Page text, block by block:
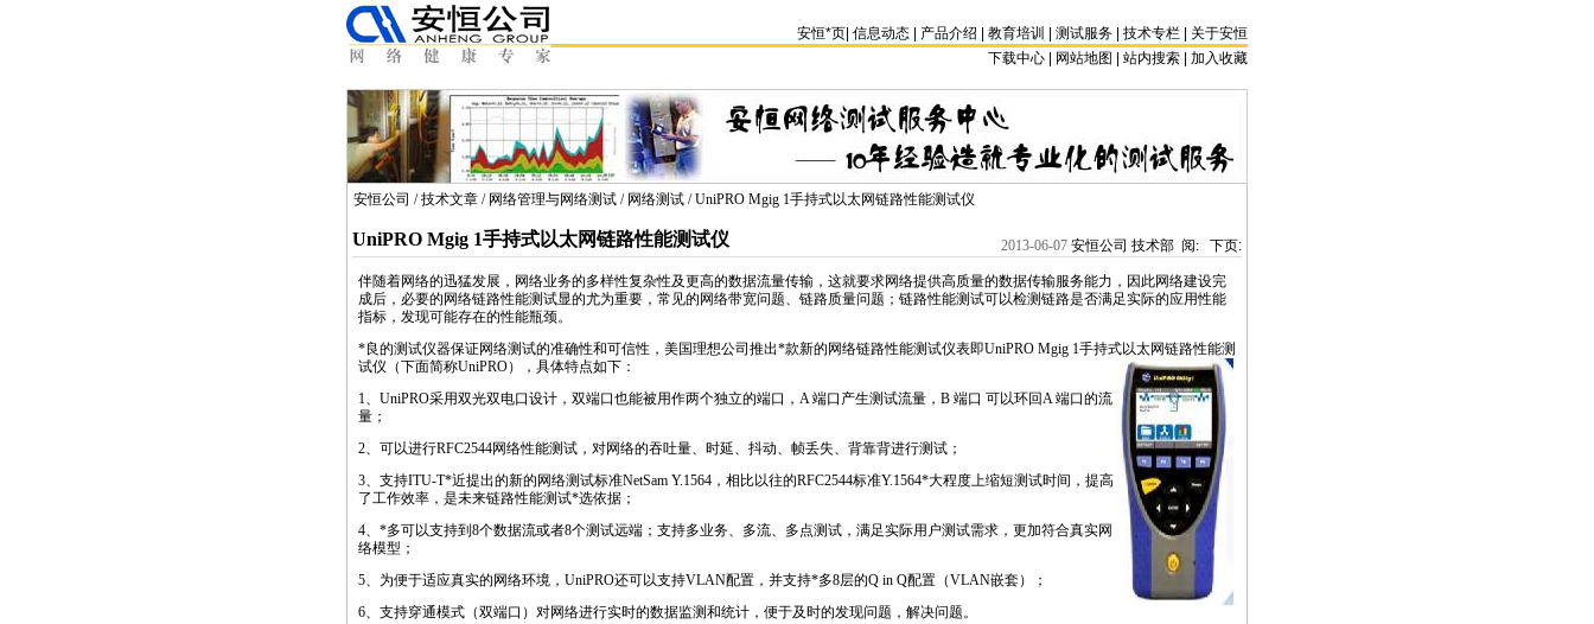
安恒*页 信息动态 产品介绍 教育培训 测试服务 技术专栏
关于安恒
下载中心 | 网站地图 | 站内搜索 加入收藏
安恒公司 /技术文章 / 网络管理与网络测试 / 网络测试 / UniPRO Mgig 1手持式以太网链路性能测试仪
2013-06-07 安恒公司 技术部 阅: 下页:
UniPRO Mgig 1手持式以太网链路性能测试仪
伴随着网络的迅猛发展，网络业务的多样性复杂性及更高的数据流量传输，这就要求网络提供高质量的数据传输服务能力，因此网络建设完
成后，必要的网络链路性能测试显的尤为重要，常见的网络带宽问题、链路质量问题；链路性能测试可以检测链路是否满足实际的应用性能
指标，发现可能存在的性能瓶颈。
*良的测试仪器保证网络测试的准确性和可信性，美国理想公司推出*款新的网络链路性能测试仪表即UniPRO Mgig 1手持式以太网链路性能测
试仪（下面简称UniPRO），具体特点如下：
1、UniPRO采用双光双电口设计，双端口也能被用作两个独立的端口，A 端口产生测试流量，B 端口 可以环回A 端口的流
量；
2、可以进行RFC2544网络性能测试，对网络的吞吐量、时延、抖动、帧丢失、背靠背进行测试；
3、支持ITU-T*近提出的新的网络测试标准NetSam Y.1564 ，相比以往的RFC2544标准Y.1564*大程度上缩短测试时间，提高
了工作效率，是未来链路性能测试*选依据；
4、 *多可以支持到8个数据流或者8个测试远端；支持多业务、多流、多点测试，满足实际用户测试需求，更加符合真实网
络模型；
5、为便于适应真实的网络环境，UniPRO还可以支持VLAN配置，并支持*多8层的Q in Q配置（VLAN嵌套）；
6、支持穿通模式（双端口）对网络进行实时的数据监测和统计，便于及时的发现问题，解决问题。